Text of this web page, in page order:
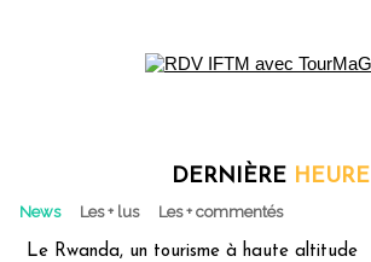
DERNIÈRE HEURE
News Les + lus Les + commentés
Le Rwanda, un tourisme à haute altitude